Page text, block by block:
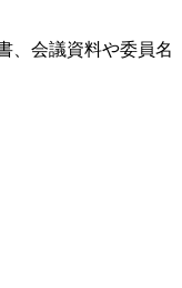
、会議資料や委員名